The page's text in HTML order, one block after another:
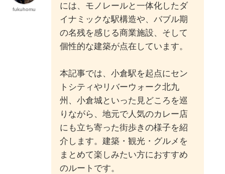
fukuhomu
には、モノレールと一体化したダ
イナミックな駅構造や、バブル期
の名残を感じる商業施設、そして
個性的な建築が点在しています。
本記事では、小倉駅を起点にセン
トシティやリバーウォーク北九
州、小倉城といった見どころを巡
りながら、地元で人気のカレー店
にも立ち寄った街歩きの様子を紹
介します。建築・観光・グルメを
まとめて楽しみたい方におすすめ
のルートです。